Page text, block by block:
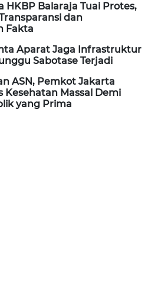
HKBP Balaraja Tuai Protes,
dan
Fakta
Aparat Jaga Infrastruktur
Sabotase Terjadi
ASN, Pemkot Jakarta
Kesehatan Massal Demi
yang Prima